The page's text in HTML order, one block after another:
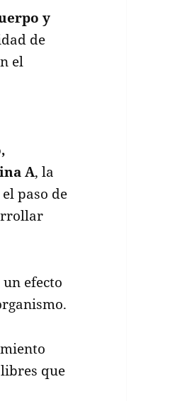
y
de
el
A, la
paso de
efecto
que